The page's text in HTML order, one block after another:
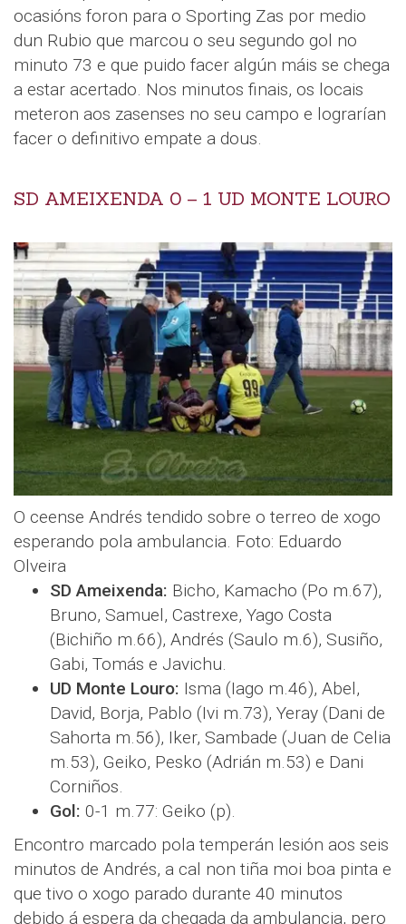
ocasións foron para o Sporting Zas por medio
dun Rubio que marcou o seu segundo gol no
minuto 73 e que puido facer algún máis se chega
a estar acertado. Nos minutos finais, os locais
meteron aos zasenses no seu campo e lograrían
facer o definitivo empate a dous.
SD AMEIXENDA 0 – 1 UD MONTE LOURO
O ceense Andrés tendido sobre o terreo de xogo
esperando pola ambulancia. Foto: Eduardo
Olveira
SD Ameixenda: Bicho, Kamacho (Po m.67),
Bruno, Samuel, Castrexe, Yago Costa
(Bichiño m.66), Andrés (Saulo m.6), Susiño,
Gabi, Tomás e Javichu.
UD Monte Louro: Isma (Iago m.46), Abel,
David, Borja, Pablo (Ivi m.73), Yeray (Dani de
Sahorta m.56), Iker, Sambade (Juan de Celia
m.53), Geiko, Pesko (Adrián m.53) e Dani
Corniños.
Gol: 0-1 m.77: Geiko (p).
Encontro marcado pola temperán lesión aos seis
minutos de Andrés, a cal non tiña moi boa pinta e
que tivo o xogo parado durante 40 minutos
debido á espera da chegada da ambulancia, pero